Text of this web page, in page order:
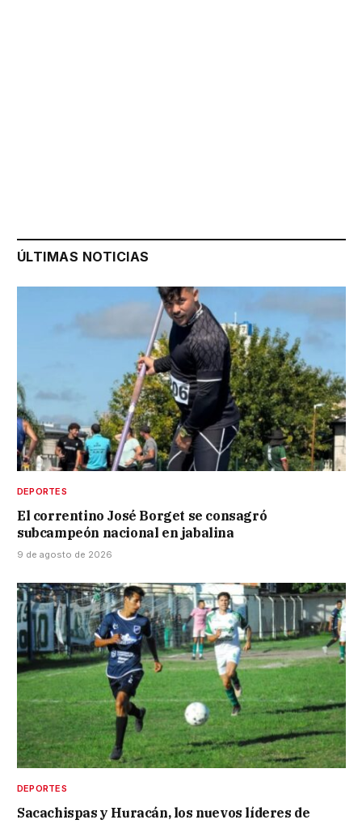
ÚLTIMAS NOTICIAS
DEPORTES
El correntino José Borget se consagró
subcampeón nacional en jabalina
9 de agosto de 2026
DEPORTES
Sacachispas y Huracán, los nuevos líderes de